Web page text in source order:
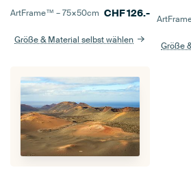
ArtFrame™ –75×50cm CHF126.-
Größe & Material selbst wählen
Größe